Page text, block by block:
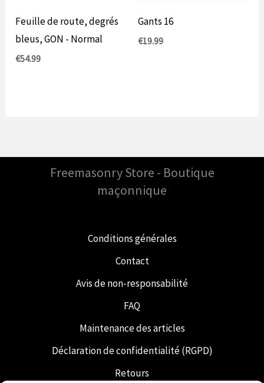
Feuille de route, degrés
bleus, GON - Normal
€54.99
Gants 16
€19.99
Freemasonry Store - Boutique
maçonnique
Conditions générales
Contact
Avis de non-responsabilité
FAQ
Maintenance des articles
Déclaration de confidentialité (RGPD)
Retours